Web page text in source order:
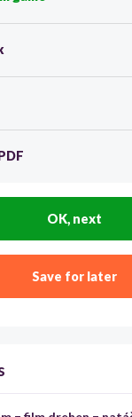
OK, next
Save for later